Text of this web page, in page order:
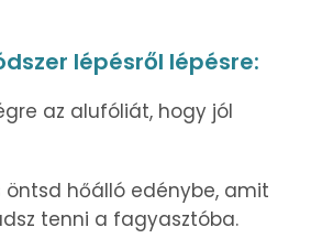
lépésről lépésre:
az alufóliát, hogy jól
öntsd hőálló edénybe, amit
tenni a fagyasztóba.